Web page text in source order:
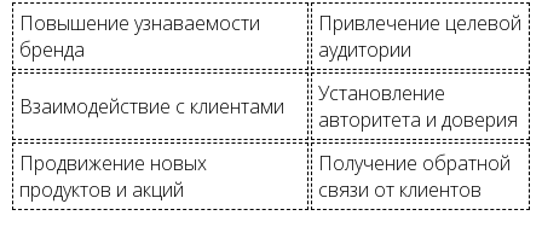
Повышение узнаваемости
бренда
Привлечение целевой
аудитории
Взаимодействие с клиентами
Установление
авторитета и доверия
Продвижение новых
продуктов и акций
Получение обратной
связи от клиентов